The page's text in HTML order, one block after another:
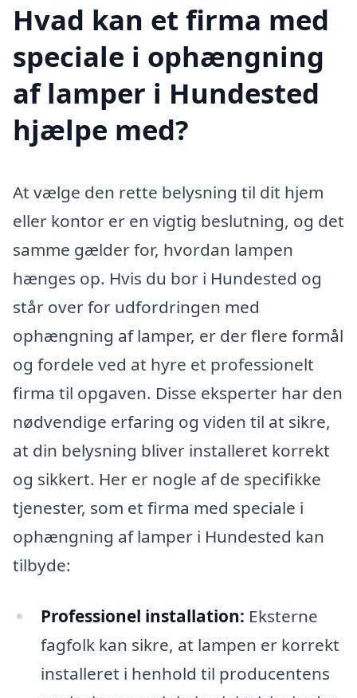
Hvad kan et firma med
speciale i ophængning
af lamper i Hundested
hjælpe med?
At vælge den rette belysning til dit hjem
eller kontor er en vigtig beslutning, og det
samme gælder for, hvordan lampen
hænges op. Hvis du bor i Hundested og
står over for udfordringen med
ophængning af lamper, er der flere formål
og fordele ved at hyre et professionelt
firma til opgaven. Disse eksperter har den
nødvendige erfaring og viden til at sikre,
at din belysning bliver installeret korrekt
og sikkert. Her er nogle af de specifikke
tjenester, som et firma med speciale i
ophængning af lamper i Hundested kan
tilbyde:
Professionel installation: Eksterne
fagfolk kan sikre, at lampen er korrekt
installeret i henhold til producentens